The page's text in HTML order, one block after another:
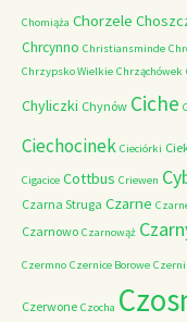
Chomiąża Chorzele
Chrcynno Christiansminde
Chrzypsko Wielkie Chrząchówek
Chyliczki Chynów Ciche
Ciechocinek Cieciórki
Cigacice Cottbus Criewen
Czarna Struga Czarne
Czarnowo Czarnowąż
Czermno Czernice Borowe
Czerwone Czocha